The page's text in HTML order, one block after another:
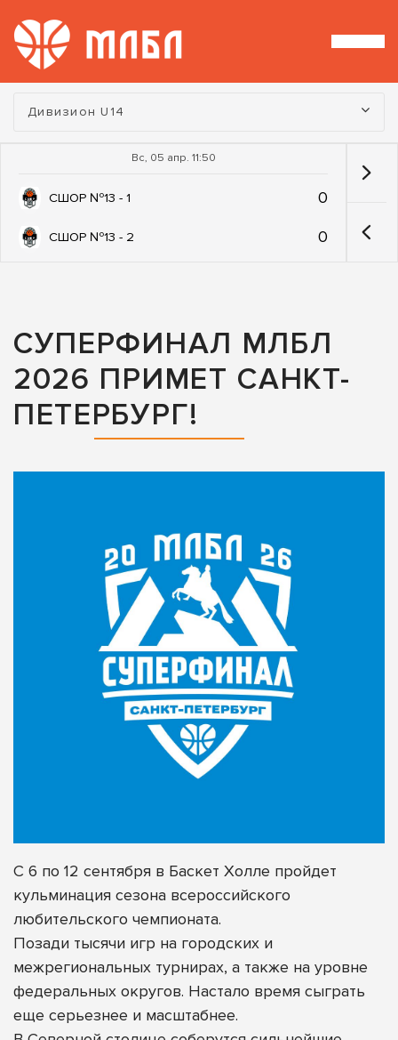
Турнир:
Дивизион U14
Вс, 05 апр. 11:50
СШОР №13 - 1 0
СШОР №13 - 2 0
СУПЕРФИНАЛ МЛБЛ
2026 ПРИМЕТ САНКТ-
ПЕТЕРБУРГ!
С 6 по 12 сентября в Баскет Холле пройдет
кульминация сезона всероссийского
любительского чемпионата.
Позади тысячи игр на городских и
межрегиональных турнирах, а также на уровне
федеральных округов. Настало время сыграть
еще серьезнее и масштабнее.